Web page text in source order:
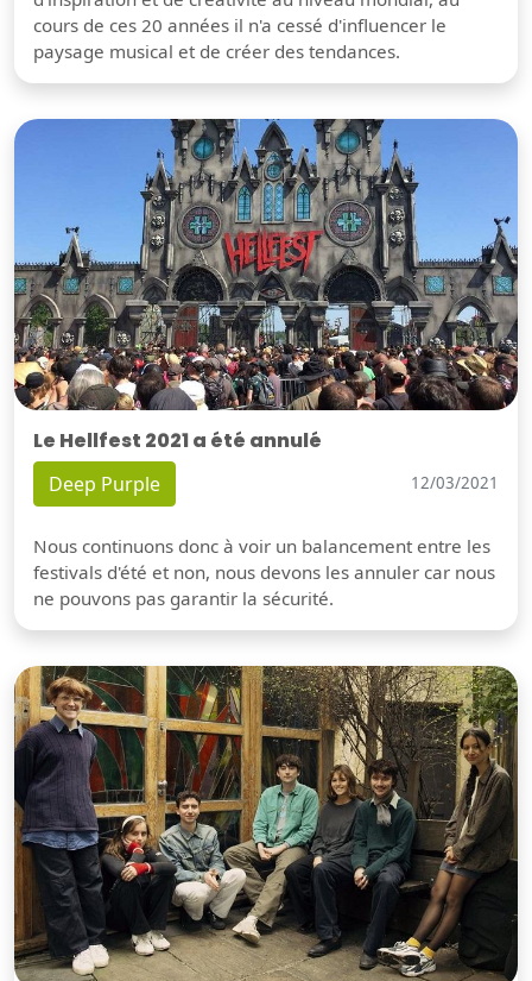
cours de ces 20 années il n'a cessé d'influencer le
paysage musical et de créer des tendances.
Le Hellfest 2021 a été annulé
Deep Purple 12/03/2021
Nous continuons donc à voir un balancement entre les
festivals d'été et non, nous devons les annuler car nous
ne pouvons pas garantir la sécurité.